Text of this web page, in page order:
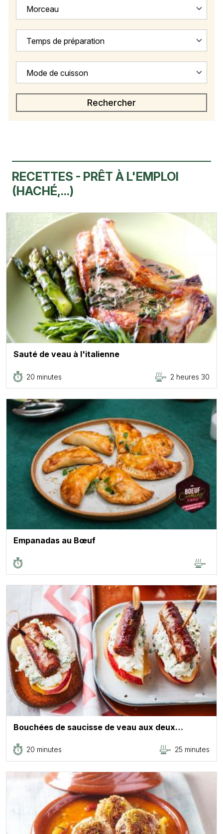
Morceau
Temps de préparation
Mode de cuisson
RECETTES - PRÊT À L'EMPLOI
(HACHÉ,...)
Sauté de veau à l'italienne
20 minutes 2 heures 30
Empanadas au Bœuf
Bouchées de saucisse de veau aux deux…
20 minutes 25 minutes